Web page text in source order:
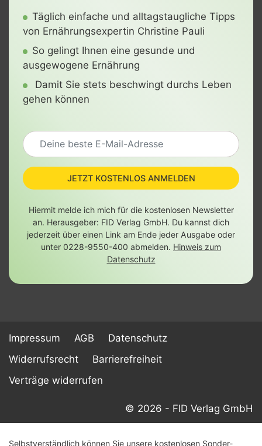
Täglich einfache und alltagstaugliche Tipps
von Ernährungsexpertin Christine Pauli
So gelingt Ihnen eine gesunde und
ausgewogene Ernährung
Damit Sie stets beschwingt durchs Leben
gehen können
JETZT KOSTENLOS ANMELDEN
Hiermit melde ich mich für die kostenlosen Newsletter
an. Herausgeber: FID Verlag GmbH. Du kannst dich
jederzeit über einen Link am Ende jeder Ausgabe oder
unter 0228-9550-400 abmelden. Hinweis zum
Datenschutz
Impressum AGB
Datenschutz
Widerrufsrecht
Barrierefreiheit
Verträge widerrufen
© 2026 - FID Verlag GmbH
Selbstverständlich können Sie unsere kostenlosen Sonder-